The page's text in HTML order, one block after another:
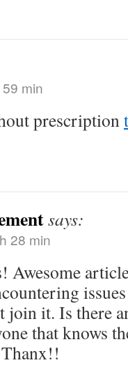
min
prescription
says:
28 min
Awesome
join it. Is there
that knows